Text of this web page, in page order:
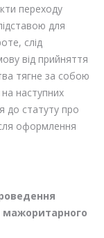
переходу
для
слід
від прийняття
тягне за собою
наступних
до статуту про
оформлення
мажоритарного